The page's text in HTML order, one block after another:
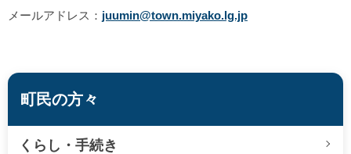
メールアドレス： juumin@town.miyako.lg.jp
町民の方々
くらし・手続き